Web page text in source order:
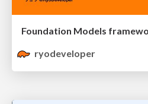
Foundation Models
ryodeveloper